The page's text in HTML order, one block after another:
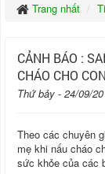
Trang nhất
CẢNH BÁO :
CHÁO CHO CON
Thứ bảy - 24/09/
Theo các chuyên
mẹ khi nấu cháo
sức khỏe của các